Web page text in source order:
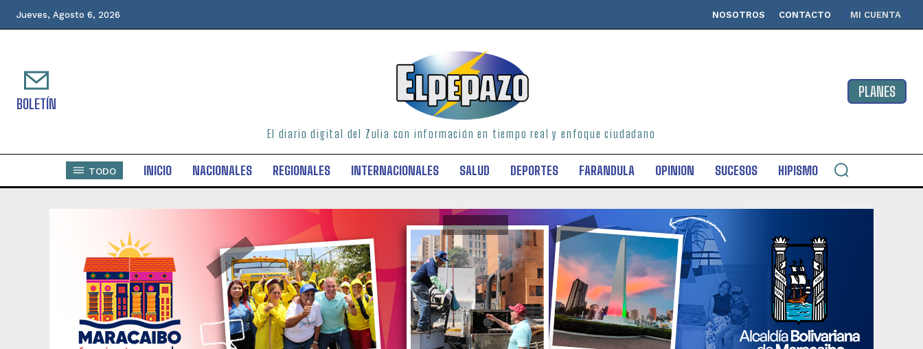
Jueves, Agosto 6, 2026 NOSOTROS CONTACTO MI CUENTA
BOLETÍN
El diario digital del Zulia con información en tiempo real y enfoque ciudadano
PLANES
TODO INICIO NACIONALES REGIONALES INTERNACIONALES SALUD DEPORTES FARANDULA OPINION SUCESOS HIPISMO